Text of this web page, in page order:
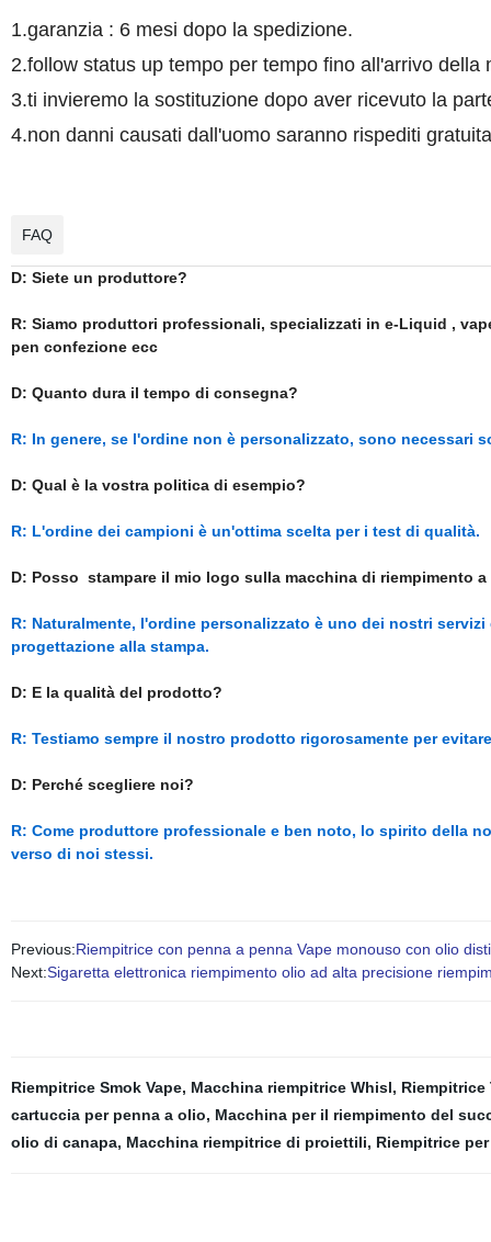
1.garanzia : 6 mesi dopo la spedizione.
2.follow status up tempo per tempo fino all'arrivo della
3.ti invieremo la sostituzione dopo aver ricevuto la
4.non danni causati dall'uomo saranno rispediti
FAQ
D: Siete un produttore?
R: Siamo produttori professionali, specializzati in e-Liquid ,
pen confezione ecc
D: Quanto dura il tempo di consegna?
R: In genere, se l'ordine non è personalizzato, sono necessari
D: Qual è la vostra politica di esempio?
R: L'ordine dei campioni è un'ottima scelta per i test di qualità.
D: Posso stampare il mio logo sulla macchina di riempimento
R: Naturalmente, l'ordine personalizzato è uno dei nostri
progettazione alla stampa.
D: E la qualità del prodotto?
R: Testiamo sempre il nostro prodotto rigorosamente per
D: Perché scegliere noi?
R: Come produttore professionale e ben noto, lo spirito della
verso di noi stessi.
Previous:Riempitrice con penna a penna Vape monouso con olio
Next:Sigaretta elettronica riempimento olio ad alta precisione
Riempitrice Smok Vape, Macchina riempitrice Whisl, Riempitrice
cartuccia per penna a olio, Macchina per il riempimento del
olio di canapa, Macchina riempitrice di proiettili, Riempitrice